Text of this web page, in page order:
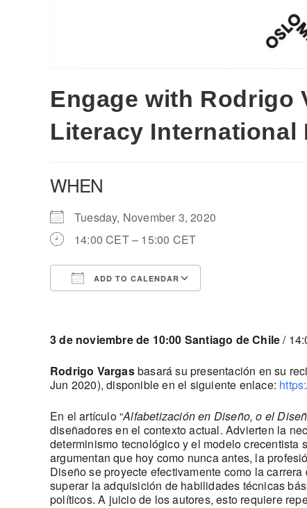
Engage with Rodrigo
Literacy International
WHEN
Tuesday, November 3, 2020
14:00 CET – 15:00 CET
ADD TO CALENDAR
3 de noviembre de 10:00 Santiago de Chile/
Rodrigo Vargasbasará su presentación en su
Jun 2020), disponible en el siguiente enlace:
En el artículo “Alfabetización en Diseño, o el
diseñadores en el contexto actual. Advierten la
determinismo tecnológico y el modelo
argumentan que hoy como nunca antes, la
Diseño se proyecte efectivamente como la
superar la adquisición de habilidades técnicas
políticos. A juicio de los autores, esto requiere